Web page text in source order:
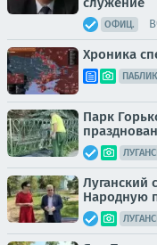
ОФИЦ.
Хроника
Парк
Луганский
Народную